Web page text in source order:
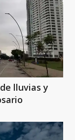
lluvias y